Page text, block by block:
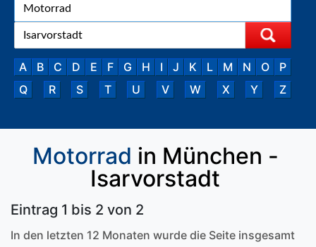
A B C D E F G H I J K L M N O
P
Q
R S T U V W X Y Z
Motorrad in München -
Isarvorstadt
Eintrag 1 bis 2 von 2
In den letzten 12 Monaten wurde die Seite insgesamt